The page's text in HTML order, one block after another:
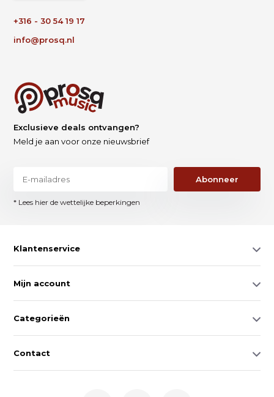
+316 - 30 54 19 17
info@prosq.nl
Exclusieve deals ontvangen?
Meld je aan voor onze nieuwsbrief
Abonneer
* Lees hier de wettelijke beperkingen
Klantenservice
Mijn account
Categorieën
Contact